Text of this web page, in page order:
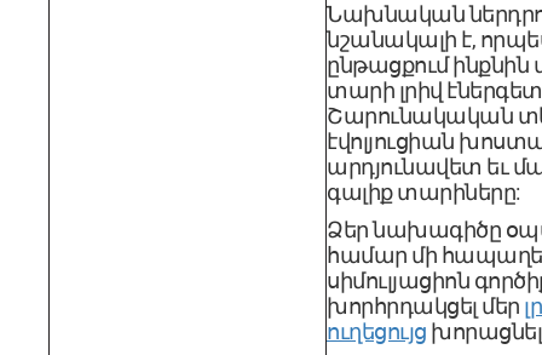
Նախնական
նշանակալի է,
ընթացքում ինքնին
տարի լրիվ
Շարունակական
էվոլյուցիան
արդյունավետ եւ
գալիք տարիները:
Ձեր նախագիծը
համար մի
սիմուլյացիոն
խորհրդակցել մեր
ուղեցույց